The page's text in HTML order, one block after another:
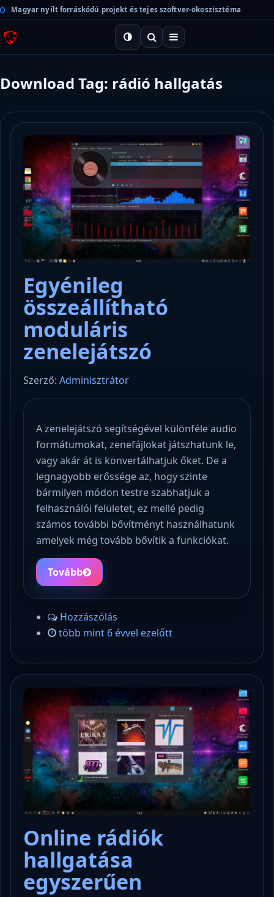
Magyar nyílt forráskódú projekt és tejes szoftver-ökoszisztéma
Download Tag: rádió hallgatás
Egyénileg
összeállítható
moduláris
zenelejátszó
Szerző: Adminisztrátor
A zenelejátszó segítségével különféle audio
formátumokat, zenefájlokat játszhatunk le,
vagy akár át is konvertálhatjuk őket. De a
legnagyobb erőssége az, hogy szinte
bármilyen módon testre szabhatjuk a
felhasználói felületet, ez mellé pedig
számos további bővítményt használhatunk
amelyek még tovább bővítik a funkciókat.
Tovább
Hozzászólás
több mint 6 évvel ezelőtt
Online rádiók
hallgatása
egyszerűen